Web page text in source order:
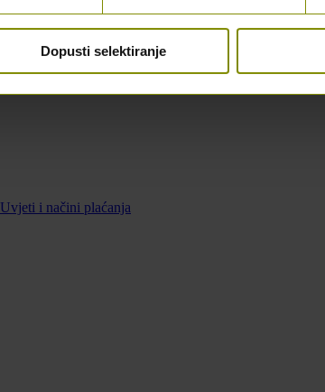
Dopusti selektiranje
Uvjeti i načini plaćanja